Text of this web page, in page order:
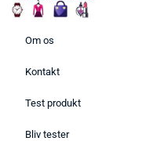
Om os
Kontakt
Test produkt
Bliv tester
Bedste Saunatæppe 2025 –
Find de bedste produkter her!